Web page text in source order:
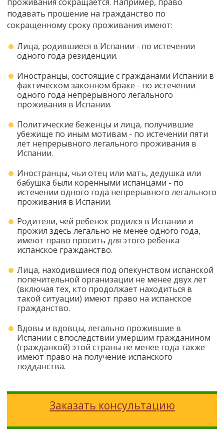
подавать прошение на гражданство по
сокращенному сроку проживания имеют:
Лица, родившиеся в Испании - по истечении
одного года резиденции.
Иностранцы, состоящие с гражданами Испании в
фактическом законном браке - по истечении
одного года непрерывного легального
проживания в Испании.
Политические беженцы и лица, получившие
убежище по иным мотивам - по истечении пяти
лет непрерывного легального проживания в
Испании.
Иностранцы, чьи отец или мать, дедушка или
бабушка были коренными испанцами - по
истечении одного года непрерывного легального
проживания в Испании.
Родители, чей ребенок родился в Испании и
прожил здесь легально не менее одного года,
имеют право просить для этого ребенка
испанское гражданство.
Лица, находившиеся под опекунством испанской
попечительной организации не менее двух лет
(включая тех, кто продолжает находиться в
такой ситуации) имеют право на испанское
гражданство.
Вдовы и вдовцы, легально прожившие в
Испании с впоследствии умершим гражданином
(гражданкой) этой страны не менее года также
имеют право на получение испанского
подданства.
Заказать консультацию